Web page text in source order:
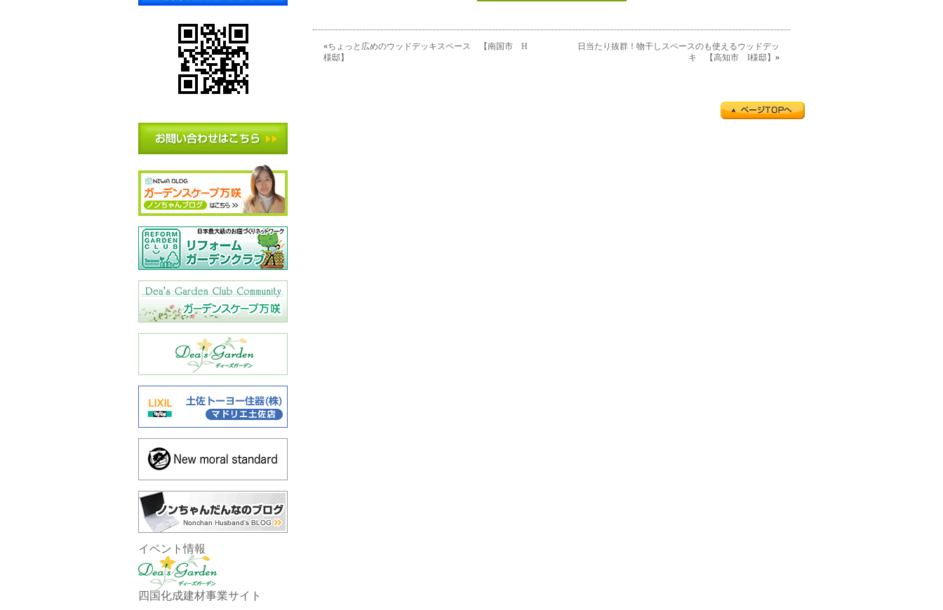
«ちょっと広めのウッドデッキスペース 【南国市 H
様邸】
日当たり抜群！物干しスペースのも使えるウッドデッ
キ 【高知市 I様邸】 »
イベント情報
四国化成建材事業サイト